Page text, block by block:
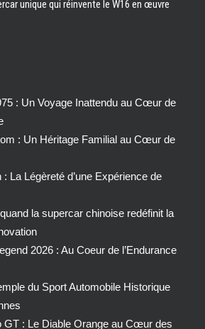
unique qui réinvente le W16 en œuvre
: Un Voyage Inattendu au Cœur de
: Un Héritage Familial au Cœur de
La Légèreté d’une Expérience de
la supercar chinoise redéfinit la
2026 : Au Coeur de l’Endurance
du Sport Automobile Historique
GT : Le Diable Orange au Cœur des